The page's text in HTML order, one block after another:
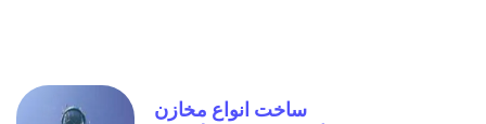
ساخت انواع مخازن